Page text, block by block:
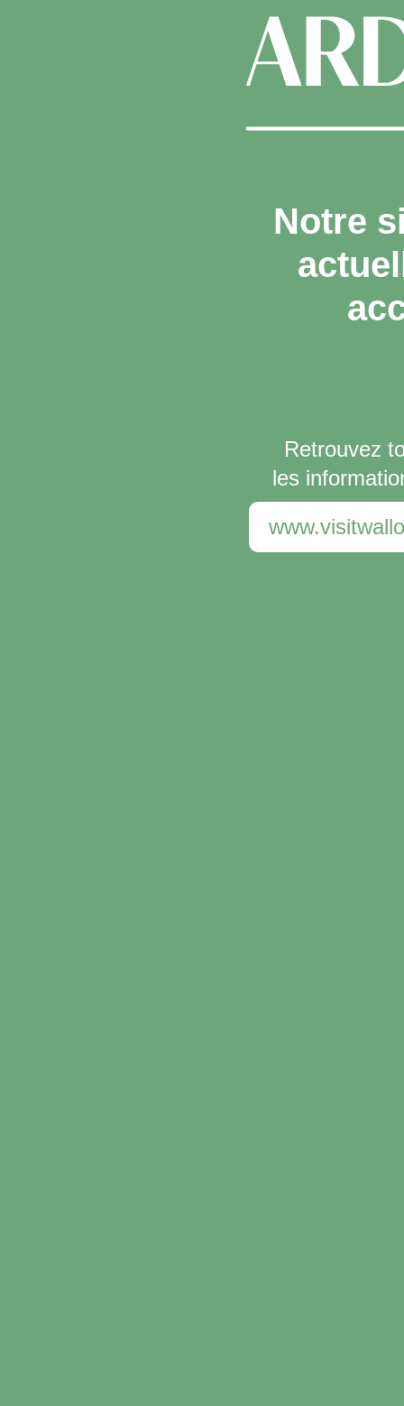
Notre
Retrouvez
les